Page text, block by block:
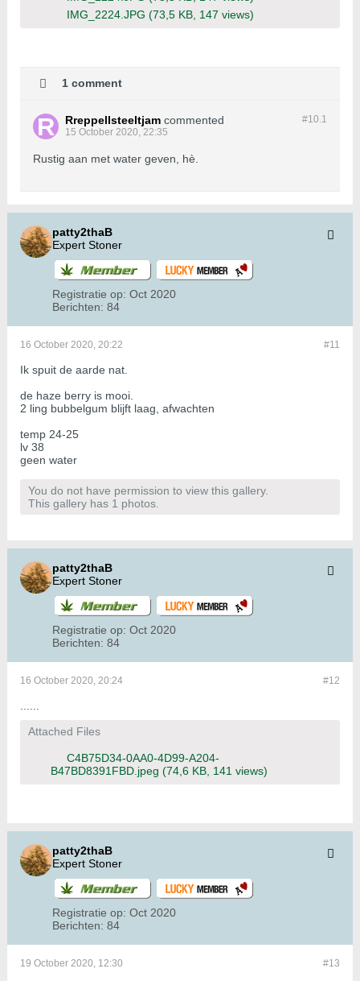
IMG_2224.JPG (73,5 KB, 147 views)
1 comment
#10.1
Rreppellsteeltjam commented
15 October 2020, 22:35
Rustig aan met water geven, hè.
patty2thaB
Expert Stoner
Registratie op: Oct 2020
Berichten: 84
#11
16 October 2020, 20:22
Ik spuit de aarde nat.
de haze berry is mooi.
2 ling bubbelgum blijft laag, afwachten
temp 24-25
lv 38
geen water
You do not have permission to view this gallery.
This gallery has 1 photos.
patty2thaB
Expert Stoner
Registratie op: Oct 2020
Berichten: 84
#12
16 October 2020, 20:24
Attached Files
C4B75D34-0AA0-4D99-A204-
B47BD8391FBD.jpeg (74,6 KB, 141 views)
patty2thaB
Expert Stoner
Registratie op: Oct 2020
Berichten: 84
#13
19 October 2020, 12:30